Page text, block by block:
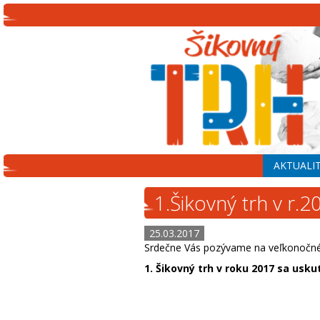
1.Šikovný trh v
25.03.2017
Srdečne Vás pozývame na
1. Šikovný trh v roku 2017 sa